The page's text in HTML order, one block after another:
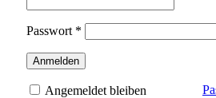
Passwort *
Anmelden
Angemeldet bleiben